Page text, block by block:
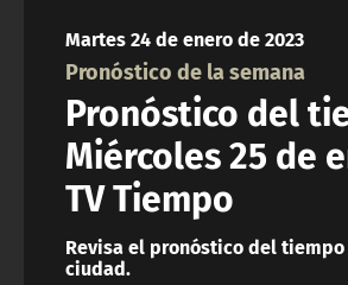
Martes 24 de enero de 2023
Pronóstico de la semana
Pronóstico del
Miércoles 25 de
TV Tiempo
Revisa el pronóstico del
ciudad.